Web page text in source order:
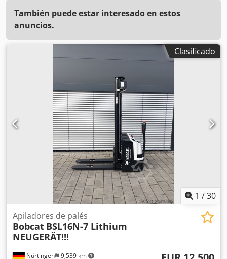
También puede estar interesado en estos
anuncios.
Clasificado
1 /30
Nürtingen 9,539 km
Apiladores de palés
Bobcat BSL16N-7 Lithium
NEUGERÄT!!!